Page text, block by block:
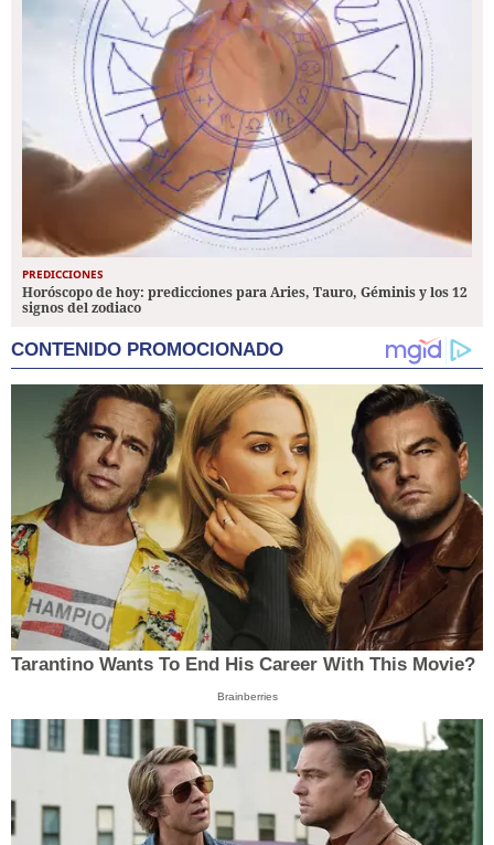
PREDICCIONES
Horóscopo de hoy: predicciones para Aries, Tauro, Géminis y los 12
signos del zodiaco
CONTENIDO PROMOCIONADO
Tarantino Wants To End His Career With This Movie?
Brainberries